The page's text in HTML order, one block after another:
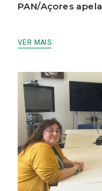
PAN/Açores
VER MAIS